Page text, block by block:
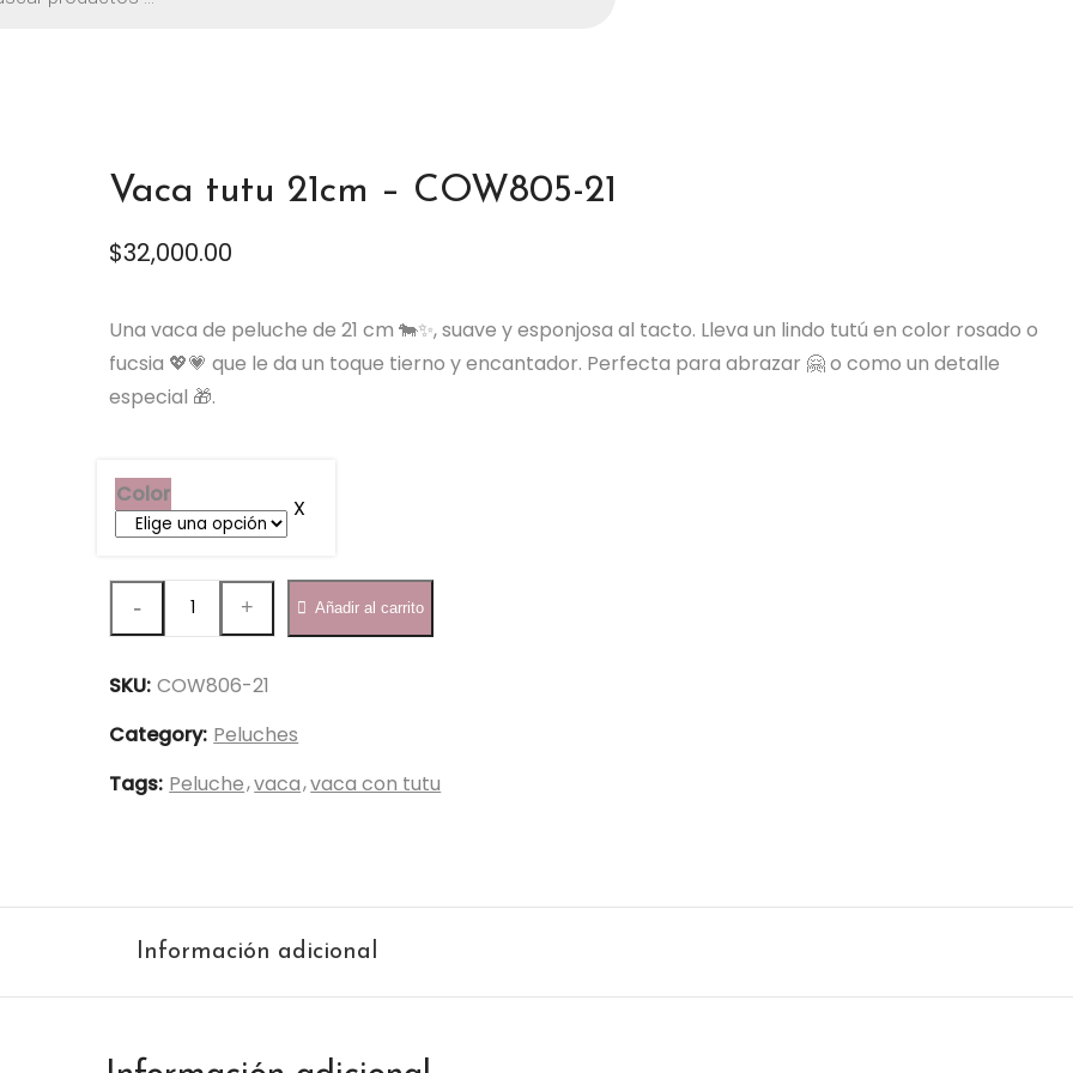
Vaca tutu 21cm – COW805-21
$32,000.00
Una vaca de peluche de 21 cm 🐄✨, suave y esponjosa al tacto. Lleva un lindo tutú en color rosado o
fucsia 💖💗 que le da un toque tierno y encantador. Perfecta para abrazar 🤗 o como un detalle
especial 🎁.
Color
tutu
-
COW805-
quantity
Añadir al carrito
SKU: COW806-21
Category: Peluches
Tags: Peluche vaca vaca con tutu
Información adicional